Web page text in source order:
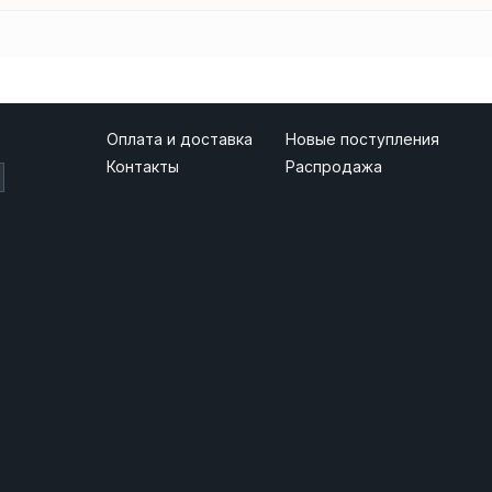
Оплата и доставка
Контакты
Новые поступления
Распродажа